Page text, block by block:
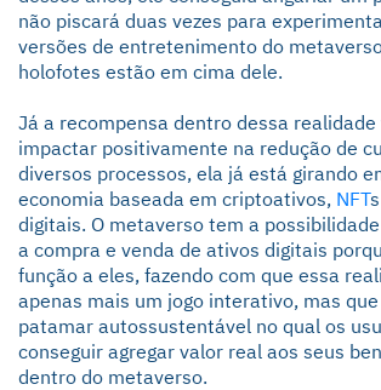
não piscará duas vezes para
versões de entretenimento do
holofotes estão em cima dele.
Já a recompensa dentro dessa
impactar positivamente na redução de
diversos processos, ela já está girando
economia baseada em criptoativos, NFT
digitais. O metaverso tem a
a compra e venda de ativos digitais
função a eles, fazendo com que essa
apenas mais um jogo interativo, mas
patamar autossustentável no qual os
conseguir agregar valor real aos seus
dentro do metaverso.